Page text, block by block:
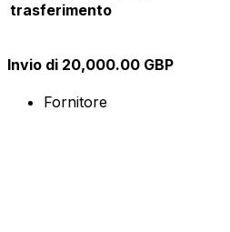
trasferimento
Invio di 20,000.00 GBP
Fornitore